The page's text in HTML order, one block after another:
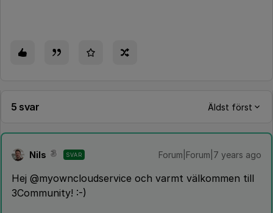
5 svar Äldst först
Nils SVAR Forum|Forum|7 years ago
Hej @myowncloudservice och varmt välkommen till
3Community! :-)